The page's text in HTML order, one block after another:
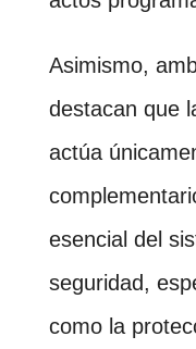
Asimismo,
destacan que
actúa
esencial del
seguridad,
como la